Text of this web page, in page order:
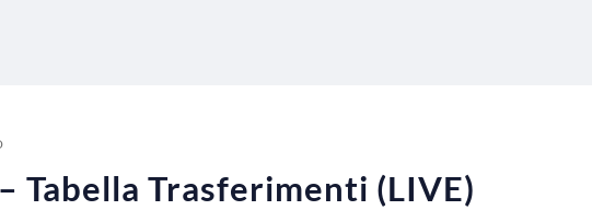
Tabella Trasferimenti (LIVE)